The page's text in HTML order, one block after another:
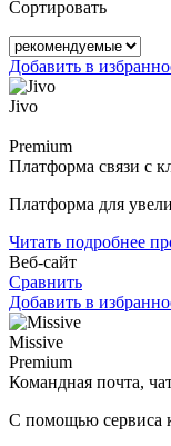
Сортировать
Добавить в
Jivo
Premium
Платформа связи с
Платформа для
Читать подробнее
Веб-сайт
Сравнить
Добавить в
Missive
Premium
Командная почта,
С помощью сервиса